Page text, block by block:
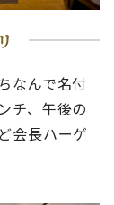
なんで名付
チ、午後の
会長ハーゲ